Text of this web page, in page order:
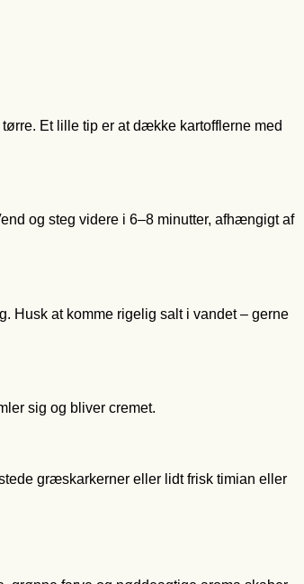
Et lille tip er at dække kartofflerne med
og steg videre i 6–8 minutter, afhængigt af
Husk at komme rigelig salt i vandet – gerne
sig og bliver cremet.
græskarkerner eller lidt frisk timian eller